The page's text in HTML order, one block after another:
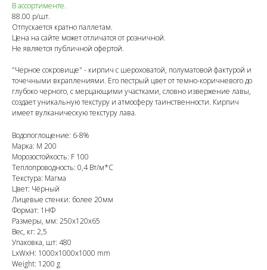
В ассортименте.
88.00 р/шт.
Отпускается кратно паллетам.
Цена на сайте может отличатся от розничной.
Не является публичной офертой.
"Черное сокровище" - кирпич с шероховатой, полуматовой фактурой и
точечными вкраплениями. Его пестрый цвет от темно-коричневого до
глубоко черного, с мерцающими участками, словно извержение лавы,
создает уникальную текстуру и атмосферу таинственности. Кирпич
имеет вулканическую текстуру лава.
Водопоглощение: 6-8%
Марка: М 200
Морозостойкость: F 100
Теплопроводность: 0,4 Вт/м*С
Текстура: Магма
Цвет: Чёрный
Лицевые стенки: более 20мм
Формат: 1НФ
Размеры, мм: 250х120х65
Вес, кг: 2,5
Упаковка, шт: 480
LxWxH: 1000x1000x1000 mm
Weight: 1200 g